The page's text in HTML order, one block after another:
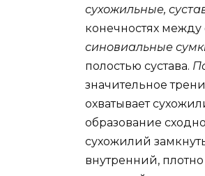
сухожильные,
конечностях между
синовиальные
полостью сустава.
значительное
охватывает
образование
сухожилий
внутренний,